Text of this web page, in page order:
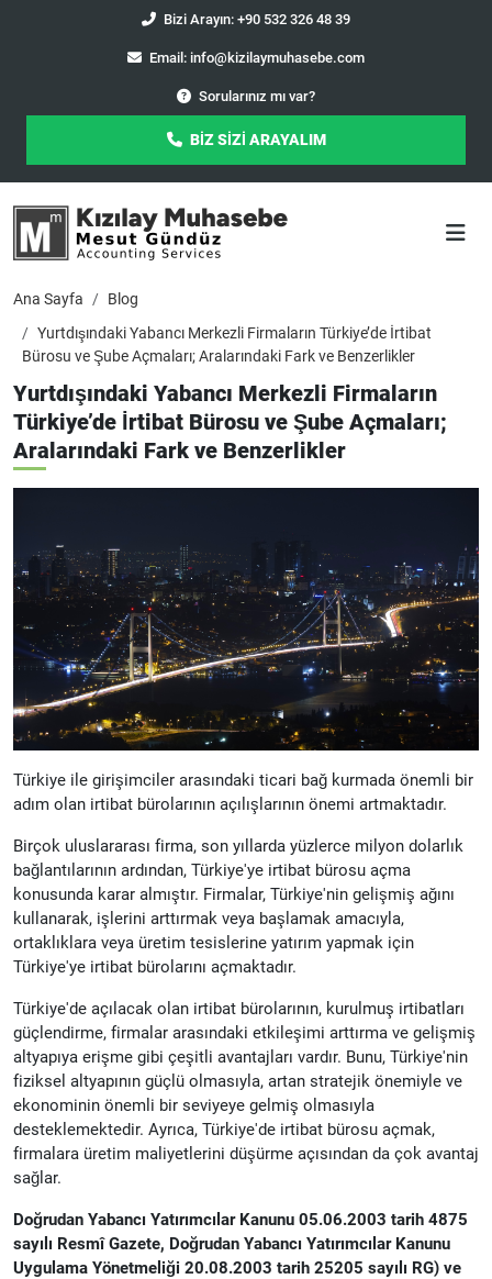
Bizi Arayın: +90 532 326 48 39
Email: info@kizilaymuhasebe.com
Sorularınız mı var?
BİZ SİZİ ARAYALIM
Ana Sayfa
Blog
Yurtdışındaki Yabancı Merkezli Firmaların Türkiye’de İrtibat
Bürosu ve Şube Açmaları; Aralarındaki Fark ve Benzerlikler
Yurtdışındaki Yabancı Merkezli Firmaların
Türkiye’de İrtibat Bürosu ve Şube Açmaları;
Aralarındaki Fark ve Benzerlikler
Türkiye ile girişimciler arasındaki ticari bağ kurmada önemli bir
adım olan irtibat bürolarının açılışlarının önemi artmaktadır.
Birçok uluslararası firma, son yıllarda yüzlerce milyon dolarlık
bağlantılarının ardından, Türkiye'ye irtibat bürosu açma
konusunda karar almıştır. Firmalar, Türkiye'nin gelişmiş ağını
kullanarak, işlerini arttırmak veya başlamak amacıyla,
ortaklıklara veya üretim tesislerine yatırım yapmak için
Türkiye'ye irtibat bürolarını açmaktadır.
Türkiye'de açılacak olan irtibat bürolarının, kurulmuş irtibatları
güçlendirme, firmalar arasındaki etkileşimi arttırma ve gelişmiş
altyapıya erişme gibi çeşitli avantajları vardır. Bunu, Türkiye'nin
fiziksel altyapının güçlü olmasıyla, artan stratejik önemiyle ve
ekonominin önemli bir seviyeye gelmiş olmasıyla
desteklemektedir. Ayrıca, Türkiye'de irtibat bürosu açmak,
firmalara üretim maliyetlerini düşürme açısından da çok avantaj
sağlar.
Doğrudan Yabancı Yatırımcılar Kanunu 05.06.2003 tarih 4875
sayılı Resmî Gazete, Doğrudan Yabancı Yatırımcılar Kanunu
Uygulama Yönetmeliği 20.08.2003 tarih 25205 sayılı RG) ve